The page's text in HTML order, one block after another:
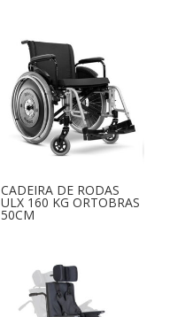
CADEIRA DE RODAS
ULX 160 KG ORTOBRAS
50CM